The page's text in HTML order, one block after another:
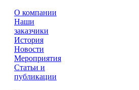
О компании
Наши
заказчики
История
Новости
Мероприятия
Статьи и
публикации